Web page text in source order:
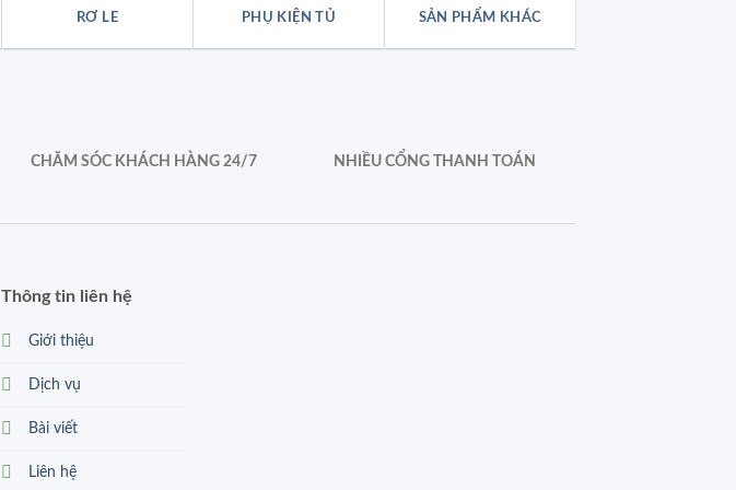
RƠ LE PHỤ KIỆN TỦ SẢN PHẨM KHÁC
CHĂM SÓC KHÁCH HÀNG 24/7 NHIỀU CỔNG THANH TOÁN
Thông tin liên hệ
Giới thiệu
Dịch vụ
Bài viết
Liên hệ